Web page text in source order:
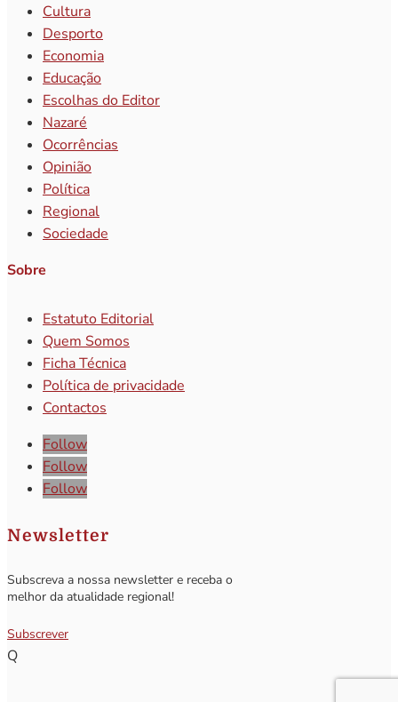
Cultura
Desporto
Economia
Educação
Escolhas do Editor
Nazaré
Ocorrências
Opinião
Política
Regional
Sociedade
Sobre
Estatuto Editorial
Quem Somos
Ficha Técnica
Política de privacidade
Contactos
Follow
Follow
Follow
Newsletter
Subscreva a nossa newsletter e receba o
melhor da atualidade regional!
Subscrever
Q